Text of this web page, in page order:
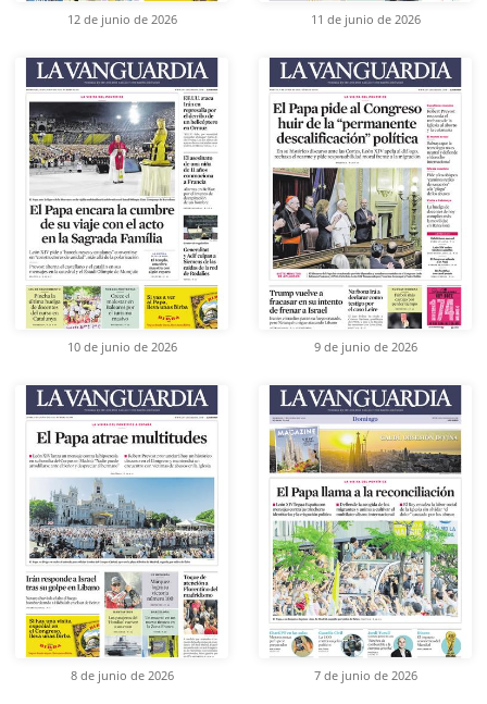
12 de junio de 2026 11 de junio de 2026
10 de junio de 2026 9 de junio de 2026
8 de junio de 2026 7 de junio de 2026